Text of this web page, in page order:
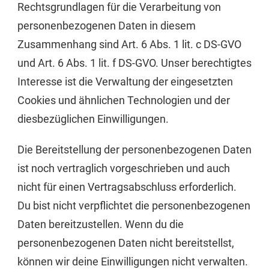
Rechtsgrundlagen für die Verarbeitung von
personenbezogenen Daten in diesem
Zusammenhang sind Art. 6 Abs. 1 lit. c DS-GVO
und Art. 6 Abs. 1 lit. f DS-GVO. Unser berechtigtes
Interesse ist die Verwaltung der eingesetzten
Cookies und ähnlichen Technologien und der
diesbezüglichen Einwilligungen.
Die Bereitstellung der personenbezogenen Daten
ist noch vertraglich vorgeschrieben und auch
nicht für einen Vertragsabschluss erforderlich.
Du bist nicht verpflichtet die personenbezogenen
Daten bereitzustellen. Wenn du die
personenbezogenen Daten nicht bereitstellst,
können wir deine Einwilligungen nicht verwalten.